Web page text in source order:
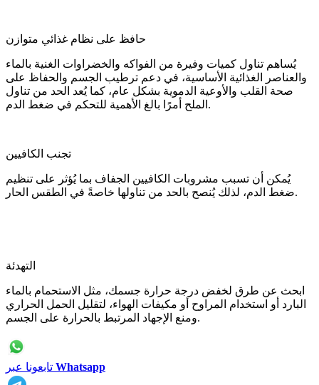
حافظ على نظام غذائي متوازن
يُساهم تناول كميات وفيرة من الفواكه والخضراوات الغنية بالماء
والعناصر الغذائية الأساسية، في دعم ترطيب الجسم والحفاظ على
صحة القلب والأوعية الدموية بشكل عام، كما يُعد الحد من تناول
الملح أمرًا بالغ الأهمية للتحكم في ضغط الدم.
تجنب الكافيين
يُمكن أن تسبب مشروبات الكافيين الجفاف بما يُؤثر على تنظيم
ضغط الدم، لذلك يُنصح بالحد من تناولها خاصةً في الطقس الحار.
التهدئة
ابحث عن طرق لخفض درجة حرارة جسمك، مثل الاستحمام بالماء
البارد أو استخدام المراوح أو مكيفات الهواء، لتقليل الحمل الحراري
ومنع الإجهاد المرتبط بالحرارة على الجسم.
Whatsapp